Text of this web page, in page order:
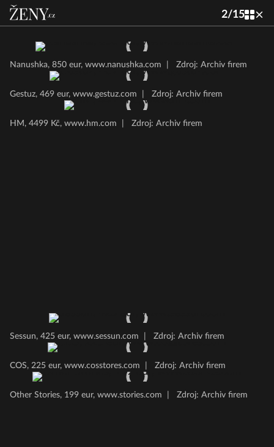
2/15
Nanushka, 850 eur, www.nanushka.com Zdroj: Archiv firem
Gestuz, 469 eur, www.gestuz.com Zdroj: Archiv firem
HM, 4499 Kč, www.hm.com Zdroj: Archiv firem
Sessun, 425 eur, www.sessun.com Zdroj: Archiv firem
COS, 225 eur, www.cosstores.com Zdroj: Archiv firem
Other Stories, 199 eur, www.stories.com Zdroj: Archiv firem